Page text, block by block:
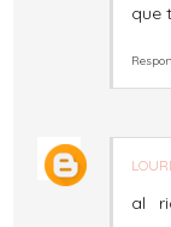
que
al